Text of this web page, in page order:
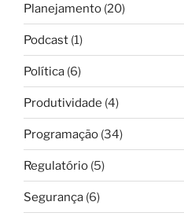
Planejamento (20)
Podcast (1)
Política (6)
Produtividade (4)
Programação (34)
Regulatório (5)
Segurança (6)